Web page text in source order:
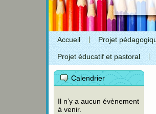
Accueil Projet
Projet éducatif et pastoral
Calendrier
Il n’y a aucun évènement
à venir.